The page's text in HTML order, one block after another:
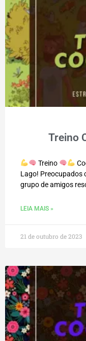
Treino
Treino
Lago! Preocupados
grupo de amigos
LEIA MAIS »
21 de outubro de 2023